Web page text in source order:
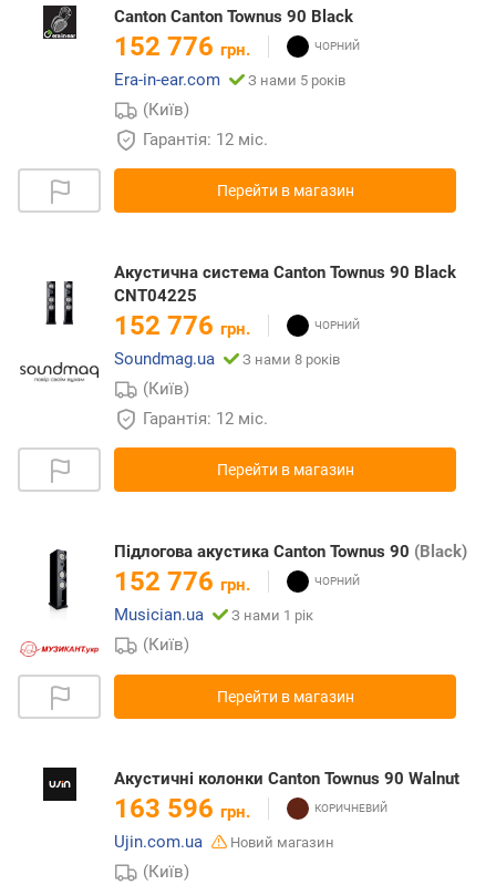
Canton Canton Townus 90 Black
152 776 грн.
Era-in-ear.com
З нами 5 років
(Київ)
Гарантія: 12 міс.
Перейти в магазин
Акустична система Canton Townus 90 Black
CNT04225
152 776 грн.
Soundmag.ua
З нами 8 років
(Київ)
Гарантія: 12 міс.
Перейти в магазин
Підлогова акустика Canton Townus 90 (Black)
152 776 грн.
Musician.ua
З нами 1 рік
(Київ)
Перейти в магазин
Акустичні колонки Canton Townus 90 Walnut
163 596 грн.
Ujin.com.ua
Новий магазин
(Київ)